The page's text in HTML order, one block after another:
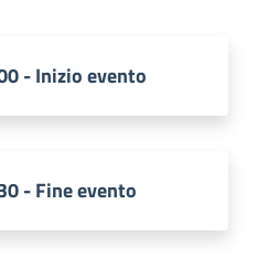
- Inizio evento
- Fine evento